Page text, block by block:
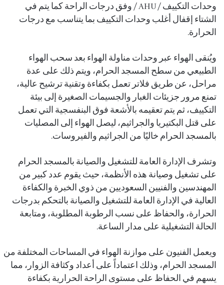
وحدات التكييف / AHU / وفق درجات الراحة كما يتم في
الشتاء إقفال أغلب وحدات التكييف بما يتناسب مع درجات
الحرارة.
ويُنقى الهواء عبر وحدات مناولة الهواء بعد سحب الهواء
الطبيعي من سطح المسجد الحرام، ويتم ذلك على عدة
مراحل، عن طريق فلاتر تعمل بكفاءة وتقنية ترشيح عالية،
تمنع مرور جزيئات الغبار والجسيمات الصغيرة إلى بيئة
التكييف، ثم يتم تعقيمه بالأشعة فوق البنفسجية التي تعمل
على قتل البكتيريا والجراثيم، ليصل الهواء إلى المصليات
بالمسجد الحرام خاليًا من الجراثيم والفيروسات.
وتشرف الإدارة العامة للتشغيل والصيانة بالمسجد الحرام
على تشغيل وصيانة هذه الأنظمة، حيث يقوم عدد كبير من
المهندسين والفنيين السعوديين من ذوي الخبرة والكفاءة
العالية في الإدارة العامة للتشغيل والصيانة بالتحكم بدرجات
الحرارة، والحفاظ على نسب الرطوبة المطلوبة، ومتابعة
الحالة التشغيلية على مدار الساعة.
ويعمل الفنيون على موازنة الهواء في المساحات المختلفة من
المسجد الحرام، وذلك اعتماداً على أعداد وكثافة الزوار، مما
يسهم في الحفاظ على مستوى الراحة الحرارية بكفاءة